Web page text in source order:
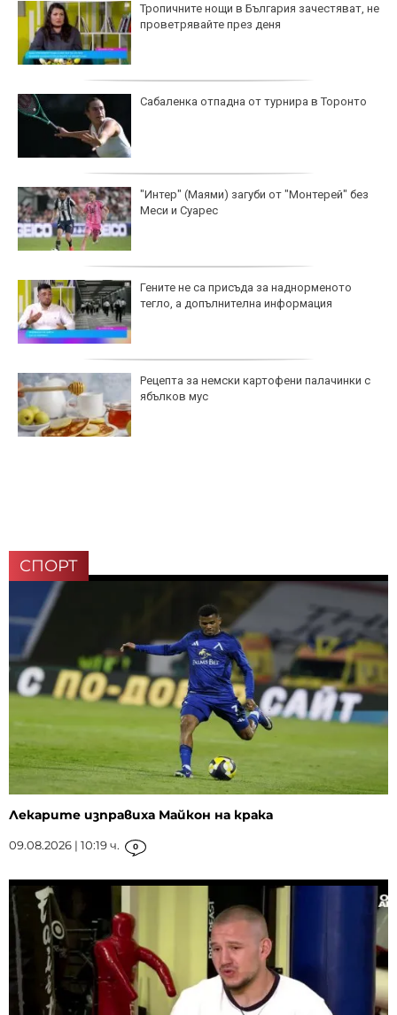
Тропичните нощи в България зачестяват, не
проветрявайте през деня
Сабаленка отпадна от турнира в Торонто
"Интер" (Маями) загуби от "Монтерей" без
Меси и Суарес
Гените не са присъда за наднорменото
тегло, а допълнителна информация
Рецепта за немски картофени палачинки с
ябълков мус
СПОРТ
Лекарите изправиха Майкон на крака
09.08.2026 | 10:19 ч. 0